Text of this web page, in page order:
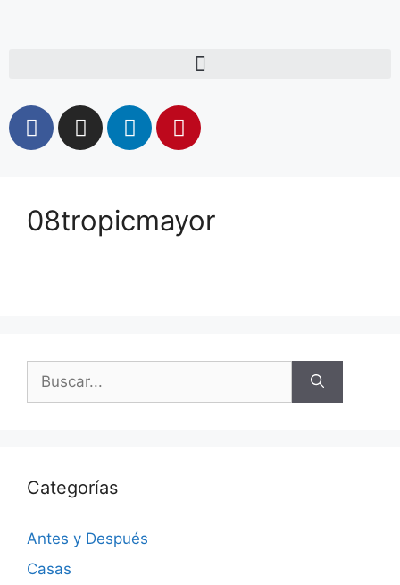
08tropicmayor
Categorías
Antes y Después
Casas